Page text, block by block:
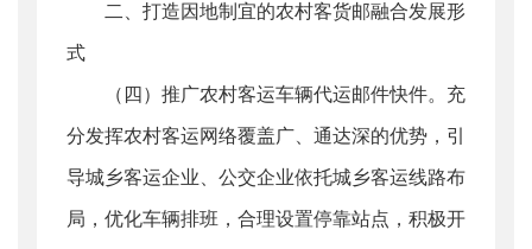
二、打造因地制宜的农村客货邮融合发展形
式
（四）推广农村客运车辆代运邮件快件。充
分发挥农村客运网络覆盖广、通达深的优势，引
导城乡客运企业、公交企业依托城乡客运线路布
局，优化车辆排班，合理设置停靠站点，积极开